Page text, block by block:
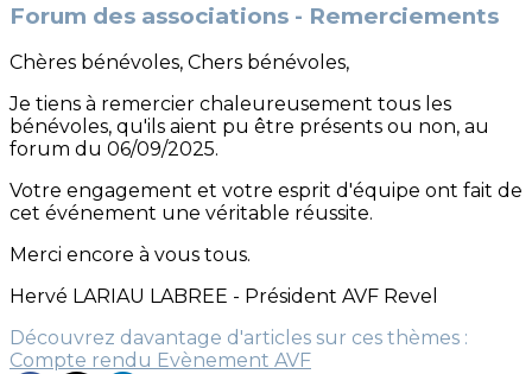
Forum des associations - Remerciements
Chères bénévoles, Chers bénévoles,
Je tiens à remercier chaleureusement tous les
bénévoles, qu'ils aient pu être présents ou non, au
forum du 06/09/2025.
Votre engagement et votre esprit d'équipe ont fait de
cet événement une véritable réussite.
Merci encore à vous tous.
Hervé LARIAU LABREE - Président AVF Revel
Découvrez davantage d'articles sur ces thèmes :
Compte rendu Evènement AVF